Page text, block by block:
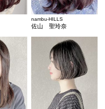
nambu-HILLS
佐山 聖玲奈